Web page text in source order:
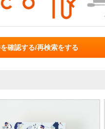
確認する/再検索をする